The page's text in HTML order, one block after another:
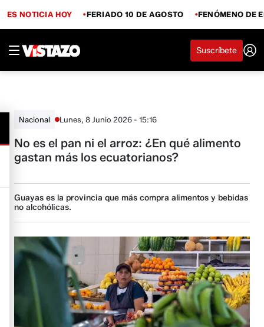
ES NOTICIA HOY FERIADO 10 DE AGOSTO FENÓMENO DE
Suscríbete
Nacional Lunes, 8 Junio 2026 - 15:16
No es el pan ni el arroz: ¿En qué alimento
gastan más los ecuatorianos?
Guayas es la provincia que más compra alimentos y bebidas
no alcohólicas.